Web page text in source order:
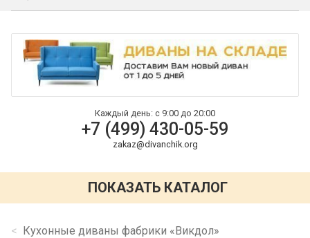
Оплата и доставка
Контакты
Каждый день: с 9:00 до 20:00
+7 (499) 430-05-59
zakaz@divanchik.org
ПОКАЗАТЬ КАТАЛОГ
Кухонные диваны фабрики «Викдол»